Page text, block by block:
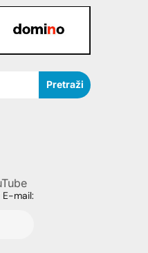
Pretraži
E-mail: